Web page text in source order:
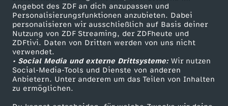
Angebot des ZDF an dich anzupassen und
Personalisierungsfunktionen anzubieten. Dabei
personalisieren wir ausschließlich auf Basis deiner
Nutzung von ZDF Streaming, der ZDFheute und
ZDFtivi. Daten von Dritten werden von uns nicht
verwendet.
• Social Media und externe Drittsysteme:Wir nutzen
Social-Media-Tools und Dienste von anderen
Anbietern. Unter anderem um das Teilen von Inhalten
zu ermöglichen.
i
t
z
:
TV-Programm
ZDF Unternehmen
Karriere